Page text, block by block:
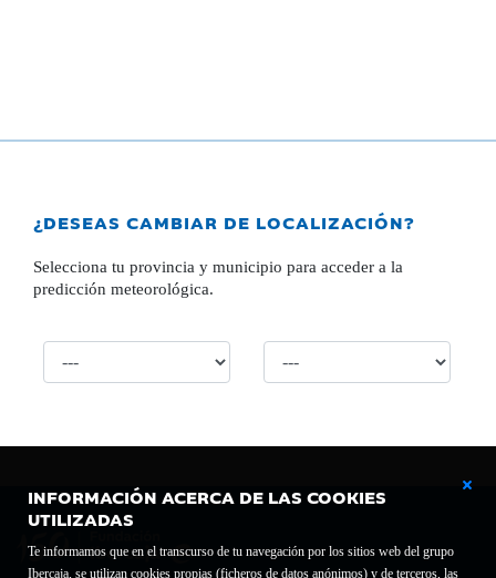
INFORMACIÓN ACERCA DE LAS COOKIES
UTILIZADAS
Te informamos que en el transcurso de tu navegación por los sitios web del grupo
Ibercaja, se utilizan cookies propias (ficheros de datos anónimos) y de terceros, las
¿DESEAS CAMBIAR DE LOCALIZACIÓN?
Selecciona tu provincia y municipio para acceder a la
predicción meteorológica.